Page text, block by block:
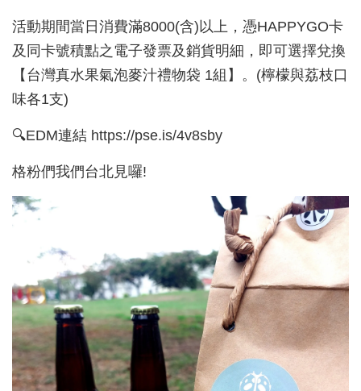
活動期間當日消費滿8000(含)以上，憑HAPPYGO卡
及同卡號積點之電子發票及銷貨明細，即可選擇兌換
【台灣真水果氣泡麥汁禮物袋 1組】。(檸檬與荔枝口
味各1支)
🔍EDM連結 https://pse.is/4v8sby
格粉們我們台北見囉!